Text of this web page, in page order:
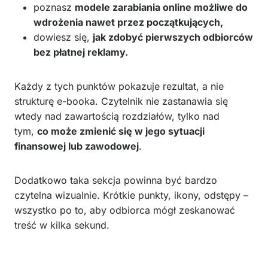
poznasz modele zarabiania online możliwe do
wdrożenia nawet przez początkujących,
dowiesz się, jak zdobyć pierwszych odbiorców
bez płatnej reklamy.
Każdy z tych punktów pokazuje rezultat, a nie
strukturę e-booka. Czytelnik nie zastanawia się
wtedy nad zawartością rozdziałów, tylko nad
tym, co może zmienić się w jego sytuacji
finansowej lub zawodowej.
Dodatkowo taka sekcja powinna być bardzo
czytelna wizualnie. Krótkie punkty, ikony, odstępy –
wszystko po to, aby odbiorca mógł zeskanować
treść w kilka sekund.